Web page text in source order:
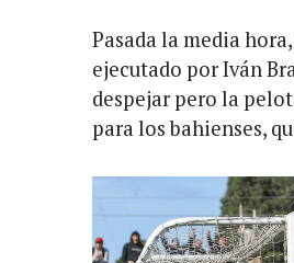
Pasada la media
ejecutado por Iván
despejar pero la
para los bahienses,